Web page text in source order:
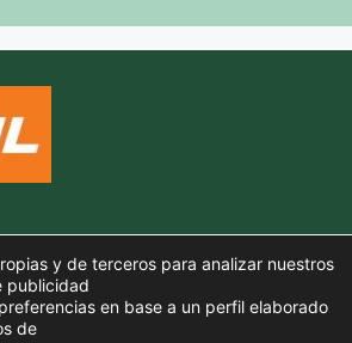
y de terceros para analizar nuestros
publicidad
en base a un perfil elaborado
de